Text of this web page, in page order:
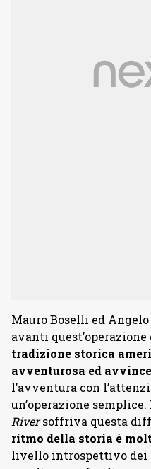
Mauro Boselli ed
avanti quest’operazione
tradizione storica
avventurosa ed
l’avventura con
un’operazione
Riversoffriva questa
ritmo della storia è
livello introspettivo dei